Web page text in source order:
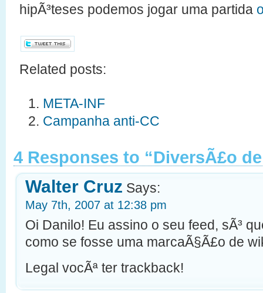
hipÃ³teses podemos jogar uma partida
Related posts:
META-INF
Campanha anti-CC
4 Responses to “DiversÃ£o
Walter Cruz Says:
May 7th, 2007 at 12:38 pm
Oi Danilo! Eu assino o seu feed, sÃ³
como se fosse uma marcaÃ§Ã£o de
Legal vocÃª ter trackback!